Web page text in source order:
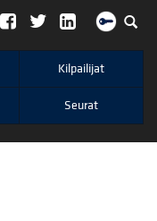
Kilpailijat
Seurat